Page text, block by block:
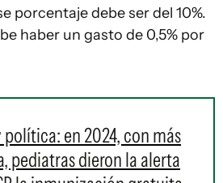
porcentaje debe ser del 10%.
haber un gasto de 0,5% por
en 2024, con más
pediatras dieron la alerta